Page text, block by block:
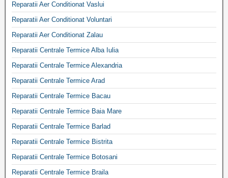
Reparatii Aer Conditionat Vaslui
Reparatii Aer Conditionat Voluntari
Reparatii Aer Conditionat Zalau
Reparatii Centrale Termice Alba Iulia
Reparatii Centrale Termice Alexandria
Reparatii Centrale Termice Arad
Reparatii Centrale Termice Bacau
Reparatii Centrale Termice Baia Mare
Reparatii Centrale Termice Barlad
Reparatii Centrale Termice Bistrita
Reparatii Centrale Termice Botosani
Reparatii Centrale Termice Braila